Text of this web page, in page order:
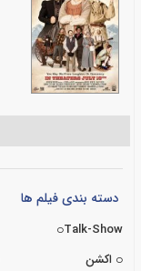
دسته بندی فیلم ها
Talk-Show
اکشن